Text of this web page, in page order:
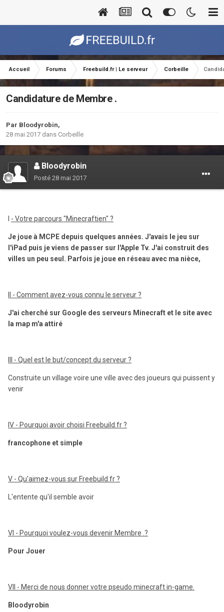
Accueil Forums Freebuild.fr | Le serveur Corbeille
Candidature de Membre .
Par Bloodyrobin,
28 mai 2017 dans Corbeille
Bloodyrobin
Posté 28 mai 2017
- Votre parcours "Minecraftien" ?
Je joue à MCPE depuis quelques années. J'avais le jeu sur
l'iPad puis je viens de passer sur l'Apple Tv. J'ai construit des
villes un peu seul. Parfois je joue en réseau avec ma nièce,
II - Comment avez-vous connu le serveur ?
J'ai cherché sur Google des serveurs Minecraft et le site avec
la map m'a attiré
III - Quel est le but/concept du serveur ?
Construite un village voire une ville avec des joueurs qui puissent y
venir
IV - Pourquoi avoir choisi Freebuild.fr ?
francophone et simple
V - Qu'aimez-vous sur Freebuild.fr ?
L'entente qu'il semble avoir
VI - Pourquoi voulez-vous devenir Membre .?
Pour Jouer
VII - Merci de nous donner votre pseudo minecraft in-game.
Bloodyrobin